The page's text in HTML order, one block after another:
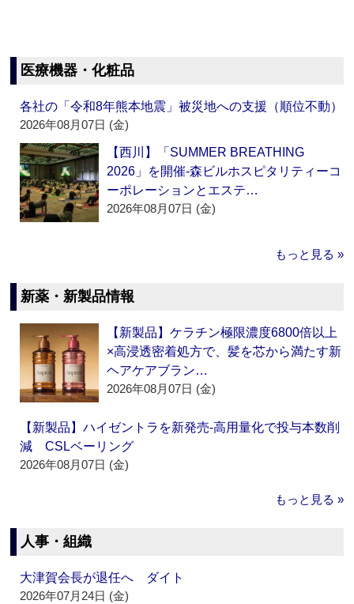
医療機器・化粧品
各社の「令和8年熊本地震」被災地への支援（順位不動）
2026年08月07日 (金)
【西川】「SUMMER BREATHING
2026」を開催‐森ビルホスピタリティーコ
ーポレーションとエステ…
2026年08月07日 (金)
もっと見る »
新薬・新製品情報
【新製品】ケラチン極限濃度6800倍以上
×高浸透密着処方で、髪を芯から満たす新
ヘアケアブラン…
2026年08月07日 (金)
【新製品】ハイゼントラを新発売‐高用量化で投与本数削
減 CSLベーリング
2026年08月07日 (金)
もっと見る »
人事・組織
大津賀会長が退任へ ダイト
2026年07月24日 (金)